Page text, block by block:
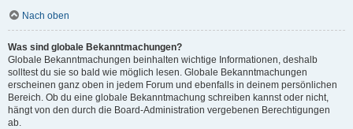
Nach oben
Was sind globale Bekanntmachungen?
Globale Bekanntmachungen beinhalten wichtige Informationen, deshalb
solltest du sie so bald wie möglich lesen. Globale Bekanntmachungen
erscheinen ganz oben in jedem Forum und ebenfalls in deinem persönlichen
Bereich. Ob du eine globale Bekanntmachung schreiben kannst oder nicht,
hängt von den durch die Board-Administration vergebenen Berechtigungen
ab.